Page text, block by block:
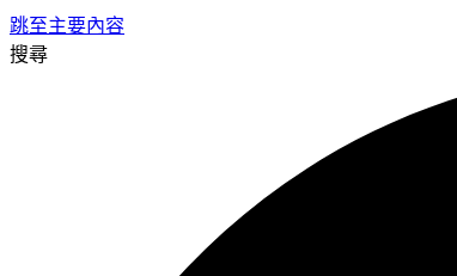
跳至主要內容
搜尋